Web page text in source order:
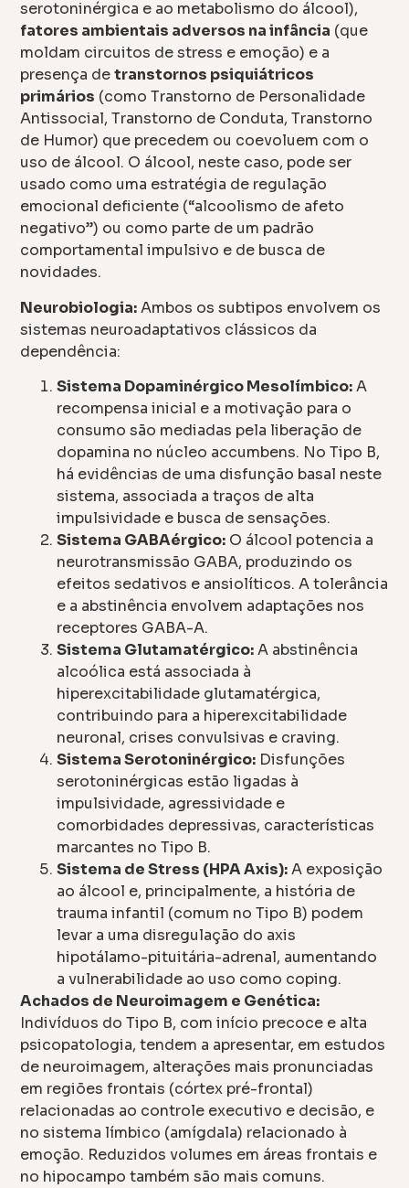
serotoninérgica e ao metabolismo do álcool),
fatores ambientais adversos na infância (que
moldam circuitos de stress e emoção) e a
presença detranstornos psiquiátricos
primários (como Transtorno de Personalidade
Antissocial, Transtorno de Conduta, Transtorno
de Humor) que precedem ou coevoluem com o
uso de álcool. O álcool, neste caso, pode ser
usado como uma estratégia de regulação
emocional deficiente (“alcoolismo de afeto
negativo”) ou como parte de um padrão
comportamental impulsivo e de busca de
novidades.
Neurobiologia:Ambos os subtipos envolvem os
sistemas neuroadaptativos clássicos da
dependência:
Sistema Dopaminérgico Mesolímbico:A
recompensa inicial e a motivação para o
consumo são mediadas pela liberação de
dopamina no núcleo accumbens. No Tipo B,
há evidências de uma disfunção basal neste
sistema, associada a traços de alta
impulsividade e busca de sensações.
Sistema GABAérgico: O álcool potencia a
neurotransmissão GABA, produzindo os
efeitos sedativos e ansiolíticos. A tolerância
e a abstinência envolvem adaptações nos
receptores GABA-A.
Sistema Glutamatérgico:A abstinência
alcoólica está associada à
hiperexcitabilidade glutamatérgica,
contribuindo para a hiperexcitabilidade
neuronal, crises convulsivas e craving.
Sistema Serotoninérgico: Disfunções
serotoninérgicas estão ligadas à
impulsividade, agressividade e
comorbidades depressivas, características
marcantes no Tipo B.
Sistema de Stress (HPA Axis):A exposição
ao álcool e, principalmente, a história de
trauma infantil (comum no Tipo B) podem
levar a uma disregulação do axis
hipotálamo-pituitária-adrenal, aumentando
a vulnerabilidade ao uso como coping.
Achados de Neuroimagem e Genética:
Indivíduos do Tipo B, com início precoce e alta
psicopatologia, tendem a apresentar, em estudos
de neuroimagem, alterações mais pronunciadas
em regiões frontais (córtex pré-frontal)
relacionadas ao controle executivo e decisão, e
no sistema límbico (amígdala) relacionado à
emoção. Reduzidos volumes em áreas frontais e
no hipocampo também são mais comuns.